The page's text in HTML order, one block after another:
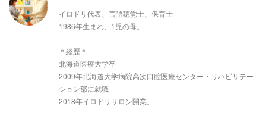
イロドリ代表、言語聴覚士、保育士
1986年生まれ、1児の母。
＊経歴＊
北海道医療大学卒
2009年北海道大学病院高次口腔医療センター・リハビリテー
ション部に就職
2018年イロドリサロン開業。